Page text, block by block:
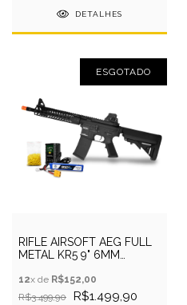
DETALHES
ESGOTADO
RIFLE AIRSOFT AEG FULL
METAL KR5 9" 6MM
12x de R$152,00
R$3.499,90
R$1.499,90